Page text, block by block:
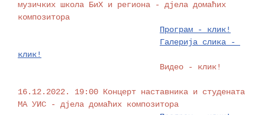
музичких школа БиХ и региона - дјела домаћих
композитора
Програм - клик!
Галерија слика -
клик!
16.12.2022. 19:00 Концерт наставника и студената
МА УИС - дјела домаћих композитора